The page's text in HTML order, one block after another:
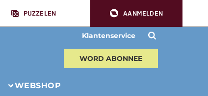
PUZZELEN AANMELDEN
Klantenservice
WORD ABONNEE
WEBSHOP